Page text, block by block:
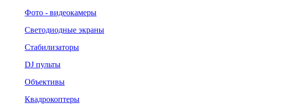
Фото - видеокамеры
Светодиодные экраны
Стабилизаторы
DJ пульты
Объективы
Квадрокоптеры